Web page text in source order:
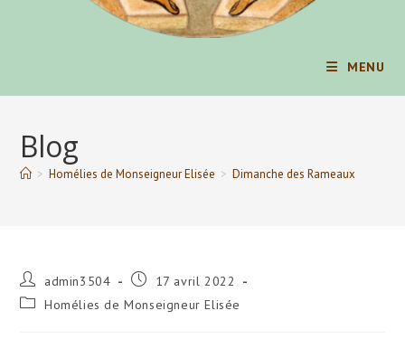
MENU
Blog
> Homélies de Monseigneur Elisée > Dimanche des Rameaux
Auteur/autrice
de
la
admin3504
Publication
17 avril 2022
Post Homélies de Monseigneur Elisée